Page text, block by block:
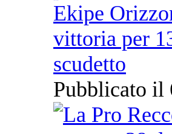
Ekipe
vittoria per
scudetto
Pubblicato il